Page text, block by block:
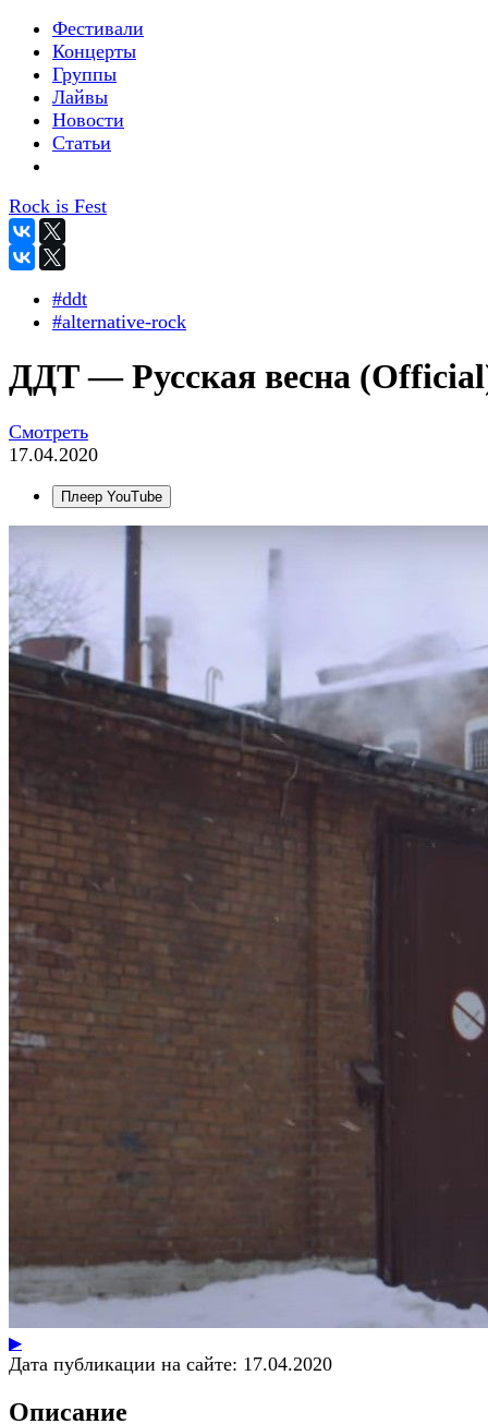
Фестивали
Концерты
Группы
Лайвы
Новости
Статьи
Rock is Fest
#ddt
#alternative-rock
ДДТ — Русская весна
Смотреть
17.04.2020
Плеер YouTube
▶
Дата публикации на сайте: 17.04.2020
Описание